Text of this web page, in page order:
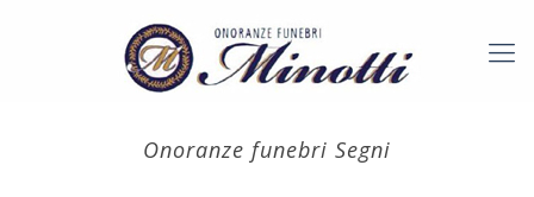
Onoranze funebri Segni